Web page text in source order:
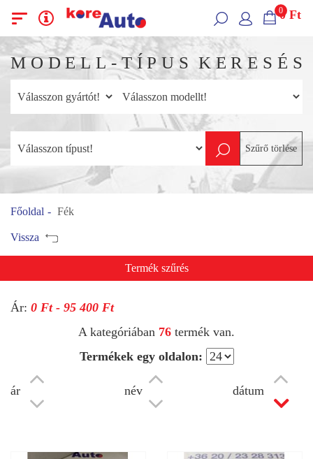
Kategóriák
Menü 00Ft
M O D E L L - T Í P U S K E R E S É S
Szűrő törlése
Főoldal Fék
Vissza
Termék szűrés
Ár: 0 Ft - 95 400 Ft
A kategóriában 76 termék van.
Termékek egy oldalon:
ár név dátum